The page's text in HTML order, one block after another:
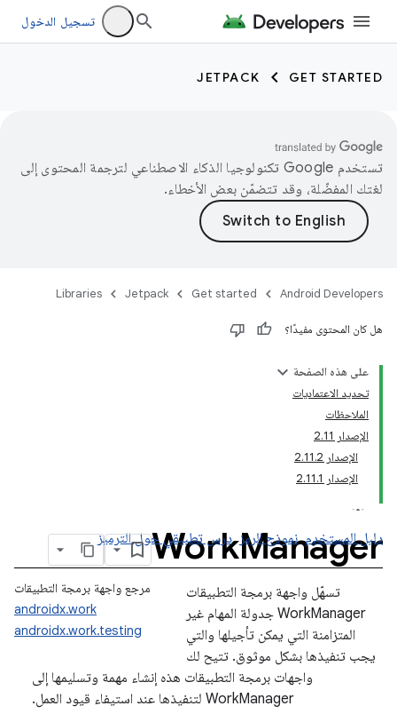
تسجيل الدخول
GET STARTED
JETPACK
تستخدم Google تكنولوجيا الذكاء الاصطناعي لترجمة المحتوى إلى
لغتك المفضّلة، وقد تتضمّن بعض الأخطاء.
Android Developers
Get started
Jetpack
Libraries
هل كان المحتوى مفيدًا؟
على هذه الصفحة
تحديد الاعتماديات
الملاحظات
الإصدار 2.11
الإصدار 2.11.2
الإصدار 2.11.1
WorkManager
دليل المستخدم نموذج الرمز درس تطبيقي حول الترميز
مرجع واجهة برمجة التطبيقات
androidx.work
androidx.work.testing
تسهّل واجهة برمجة التطبيقات
WorkManager جدولة المهام غير
المتزامنة التي يمكن تأجيلها والتي
يجب تنفيذها بشكل موثوق. تتيح لك
واجهات برمجة التطبيقات هذه إنشاء مهمة وتسليمها إلى
WorkManager لتنفيذها عند استيفاء قيود العمل.